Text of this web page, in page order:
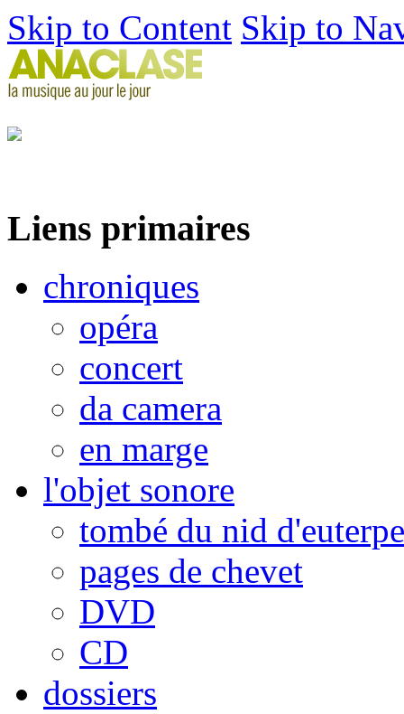
Skip to Content Skip to
Liens primaires
chroniques
opéra
concert
da camera
en marge
l'objet sonore
tombé du nid d'euterpe
pages de chevet
DVD
CD
dossiers